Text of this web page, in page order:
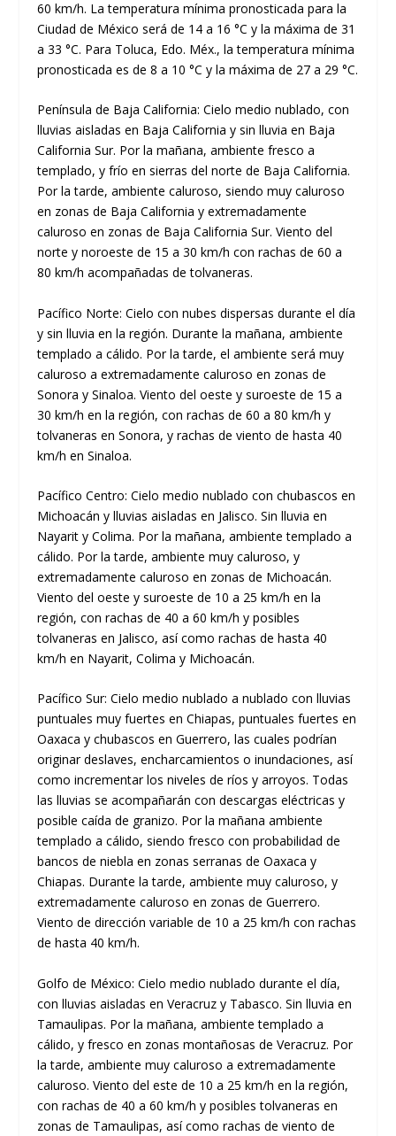
60 km/h. La temperatura mínima pronosticada para la
Ciudad de México será de 14 a 16 °C y la máxima de 31
a 33 °C. Para Toluca, Edo. Méx., la temperatura mínima
pronosticada es de 8 a 10 °C y la máxima de 27 a 29 °C.
Península de Baja California: Cielo medio nublado, con
lluvias aisladas en Baja California y sin lluvia en Baja
California Sur. Por la mañana, ambiente fresco a
templado, y frío en sierras del norte de Baja California.
Por la tarde, ambiente caluroso, siendo muy caluroso
en zonas de Baja California y extremadamente
caluroso en zonas de Baja California Sur. Viento del
norte y noroeste de 15 a 30 km/h con rachas de 60 a
80 km/h acompañadas de tolvaneras.
Pacífico Norte: Cielo con nubes dispersas durante el día
y sin lluvia en la región. Durante la mañana, ambiente
templado a cálido. Por la tarde, el ambiente será muy
caluroso a extremadamente caluroso en zonas de
Sonora y Sinaloa. Viento del oeste y suroeste de 15 a
30 km/h en la región, con rachas de 60 a 80 km/h y
tolvaneras en Sonora, y rachas de viento de hasta 40
km/h en Sinaloa.
Pacífico Centro: Cielo medio nublado con chubascos en
Michoacán y lluvias aisladas en Jalisco. Sin lluvia en
Nayarit y Colima. Por la mañana, ambiente templado a
cálido. Por la tarde, ambiente muy caluroso, y
extremadamente caluroso en zonas de Michoacán.
Viento del oeste y suroeste de 10 a 25 km/h en la
región, con rachas de 40 a 60 km/h y posibles
tolvaneras en Jalisco, así como rachas de hasta 40
km/h en Nayarit, Colima y Michoacán.
Pacífico Sur: Cielo medio nublado a nublado con lluvias
puntuales muy fuertes en Chiapas, puntuales fuertes en
Oaxaca y chubascos en Guerrero, las cuales podrían
originar deslaves, encharcamientos o inundaciones, así
como incrementar los niveles de ríos y arroyos. Todas
las lluvias se acompañarán con descargas eléctricas y
posible caída de granizo. Por la mañana ambiente
templado a cálido, siendo fresco con probabilidad de
bancos de niebla en zonas serranas de Oaxaca y
Chiapas. Durante la tarde, ambiente muy caluroso, y
extremadamente caluroso en zonas de Guerrero.
Viento de dirección variable de 10 a 25 km/h con rachas
de hasta 40 km/h.
Golfo de México: Cielo medio nublado durante el día,
con lluvias aisladas en Veracruz y Tabasco. Sin lluvia en
Tamaulipas. Por la mañana, ambiente templado a
cálido, y fresco en zonas montañosas de Veracruz. Por
la tarde, ambiente muy caluroso a extremadamente
caluroso. Viento del este de 10 a 25 km/h en la región,
con rachas de 40 a 60 km/h y posibles tolvaneras en
zonas de Tamaulipas, así como rachas de viento de